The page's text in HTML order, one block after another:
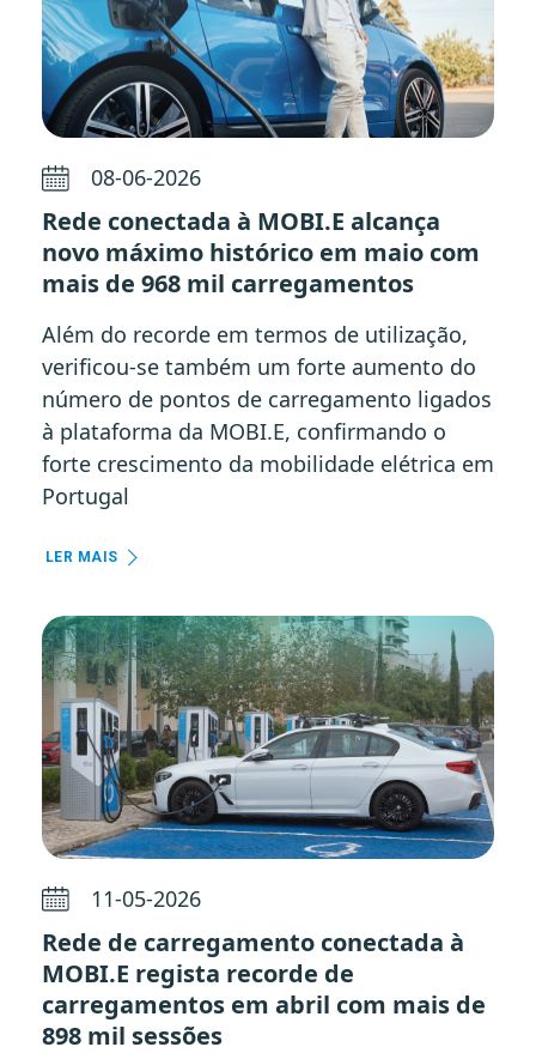
08-06-2026
Rede conectada à MOBI.E alcança
novo máximo histórico em maio com
mais de 968 mil carregamentos
Além do recorde em termos de utilização,
verificou-se também um forte aumento do
número de pontos de carregamento ligados
à plataforma da MOBI.E, confirmando o
forte crescimento da mobilidade elétrica em
Portugal
LER MAIS
11-05-2026
Rede de carregamento conectada à
MOBI.E regista recorde de
carregamentos em abril com mais de
898 mil sessões